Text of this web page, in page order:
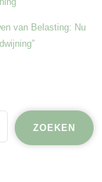
van Belasting: Nu
ZOEKEN